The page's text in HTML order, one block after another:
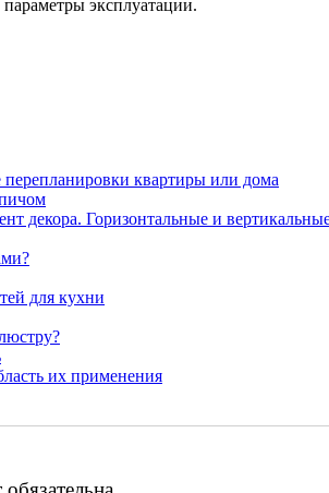
эксплуатации.
перепланировки квартиры или дома
декора. Горизонтальные и
для кухни
их применения